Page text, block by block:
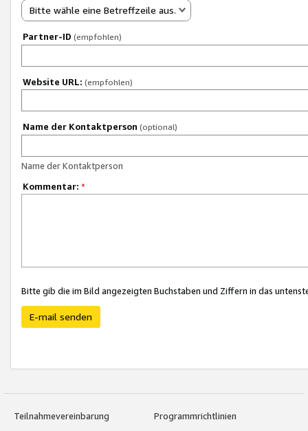
Bitte wähle eine Betreffzeile aus.
Partner-ID (empfohlen)
Website URL: (empfohlen)
Name der Kontaktperson (optional)
Name der Kontaktperson
Kommentar: *
Bitte gib die im Bild angezeigten Buchstaben und Ziffern in das
E-mail senden
Teilnahmevereinbarung
Programmrichtlinien